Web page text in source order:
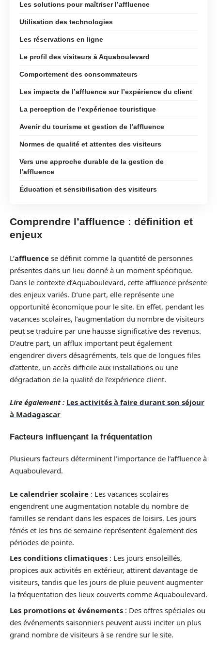
Les solutions pour maîtriser l’affluence
Utilisation des technologies
Les réservations en ligne
Le profil des visiteurs à Aquaboulevard
Comportement des consommateurs
Les impacts de l’affluence sur l’expérience du client
La perception de l’expérience touristique
Avenir du tourisme et gestion de l’affluence
Normes de qualité et attentes des visiteurs
Vers une approche durable de la gestion de
l’affluence
Éducation et sensibilisation des visiteurs
Comprendre l’affluence : définition et
enjeux
L’affluence se définit comme la quantité de personnes
présentes dans un lieu donné à un moment spécifique.
Dans le contexte d’Aquaboulevard, cette affluence présente
des enjeux variés. D’une part, elle représente une
opportunité économique pour le site. En effet, pendant les
vacances scolaires, l’augmentation du nombre de visiteurs
peut se traduire par une hausse significative des revenus.
D’autre part, un afflux important peut également
engendrer divers désagréments, tels que de longues files
d’attente, un accès difficile aux installations ou une
dégradation de la qualité de l’expérience client.
Lire également : Les activités à faire durant son séjour
à Madagascar
Facteurs influençant la fréquentation
Plusieurs facteurs déterminent l’importance de l’affluence à
Aquaboulevard.
Le calendrier scolaire : Les vacances scolaires
engendrent une augmentation notable du nombre de
familles se rendant dans les espaces de loisirs. Les jours
fériés et les fins de semaine représentent également des
périodes de pointe.
Les conditions climatiques : Les jours ensoleillés,
propices aux activités en extérieur, attirent davantage de
visiteurs, tandis que les jours de pluie peuvent augmenter
la fréquentation des lieux couverts comme Aquaboulevard.
Les promotions et événements : Des offres spéciales ou
des événements saisonniers peuvent aussi inciter un plus
grand nombre de visiteurs à se rendre sur le site.